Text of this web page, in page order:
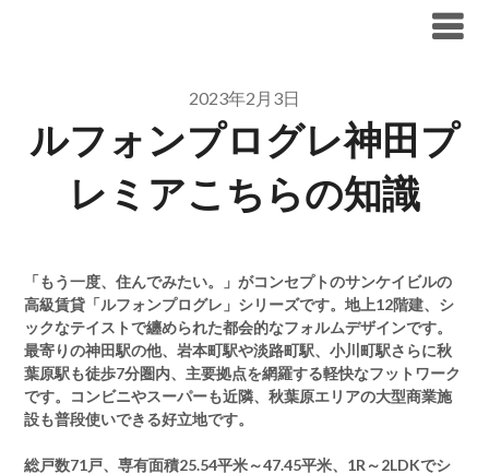
2023年2月3日
ルフォンプログレ神田プ
レミアこちらの知識
「もう一度、住んでみたい。」がコンセプトのサンケイビルの
高級賃貸「ルフォンプログレ」シリーズです。地上12階建、シ
ックなテイストで纏められた都会的なフォルムデザインです。
最寄りの神田駅の他、岩本町駅や淡路町駅、小川町駅さらに秋
葉原駅も徒歩7分圏内、主要拠点を網羅する軽快なフットワーク
です。コンビニやスーパーも近隣、秋葉原エリアの大型商業施
設も普段使いできる好立地です。
総戸数71戸、専有面積25.54平米～47.45平米、1R～2LDKでシ